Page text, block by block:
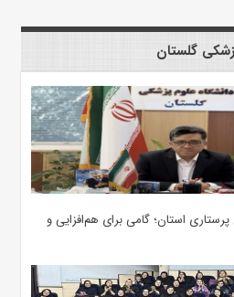
گلستان
استان؛ گامی برای هم‌افزایی و